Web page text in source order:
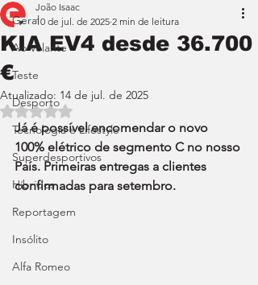
Geral
Ao Volante
Teste
Desporto
Tecnologia e Lifestyle
Superdesportivos
Híbridos
Reportagem
Insólito
Alfa Romeo
KIA EV4 desde 36.700
€
João Isaac
10 de jul. de 2025 2 min de leitura
Atualizado: 14 de jul. de 2025
Avaliado com NaN de 5 estrelas.
Já é possível encomendar o novo
100% elétrico de segmento C no nosso
País. Primeiras entregas a clientes
confirmadas para setembro.